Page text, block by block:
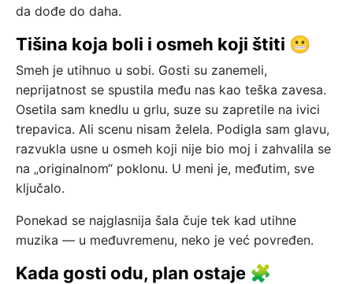
da dođe do daha.
Tišina koja boli i osmeh koji štiti 😬
Smeh je utihnuo u sobi. Gosti su zanemeli,
neprijatnost se spustila među nas kao teška zavesa.
Osetila sam knedlu u grlu, suze su zapretile na ivici
trepavica. Ali scenu nisam želela. Podigla sam glavu,
razvukla usne u osmeh koji nije bio moj i zahvalila se
na „originalnom“ poklonu. U meni je, međutim, sve
ključalo.
Ponekad se najglasnija šala čuje tek kad utihne
muzika — u međuvremenu, neko je već povređen.
Kada gosti odu, plan ostaje 🧩